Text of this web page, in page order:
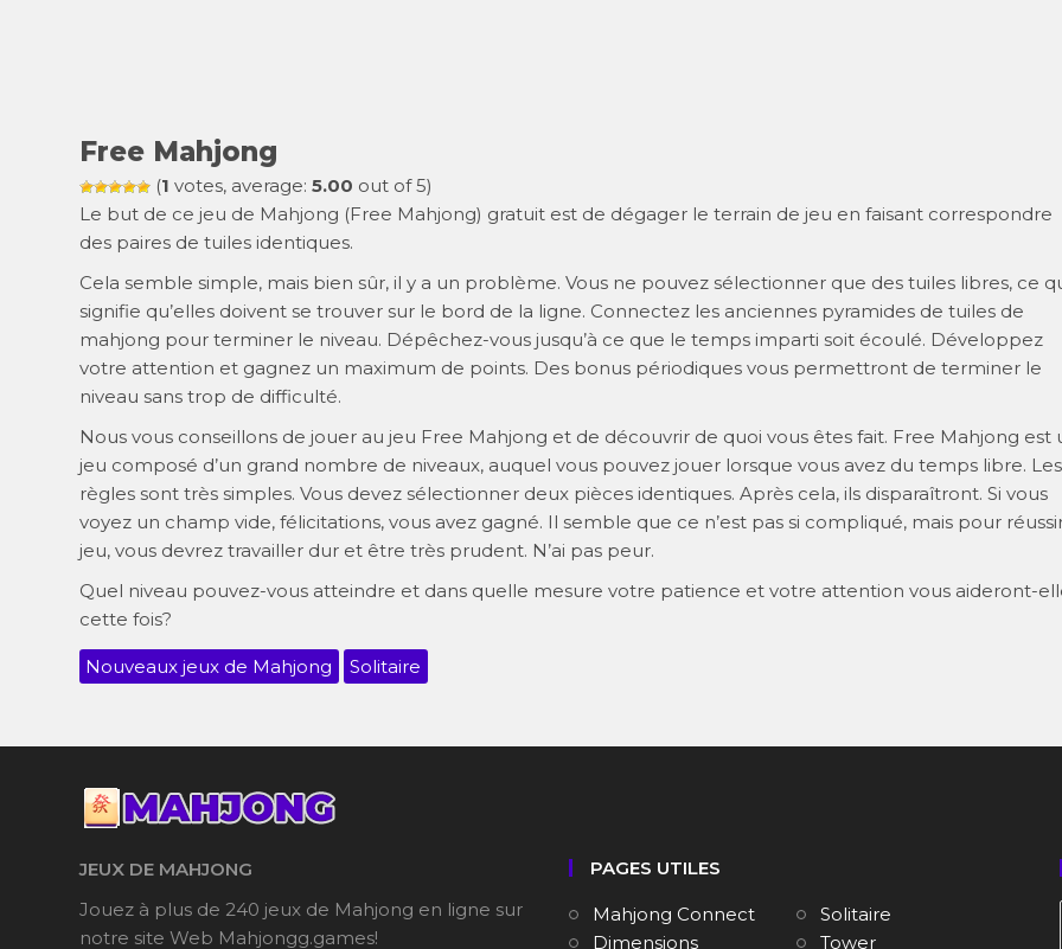
Free Mahjong
(1 votes, average: 5.00 out of 5)
Le but de ce jeu de Mahjong (Free Mahjong) gratuit est de dégager le terrain de jeu en faisant correspondre
des paires de tuiles identiques.
Cela semble simple, mais bien sûr, il y a un problème. Vous ne pouvez sélectionner que des tuiles libres, ce
signifie qu’elles doivent se trouver sur le bord de la ligne. Connectez les anciennes pyramides de tuiles de
mahjong pour terminer le niveau. Dépêchez-vous jusqu’à ce que le temps imparti soit écoulé. Développez
votre attention et gagnez un maximum de points. Des bonus périodiques vous permettront de terminer le
niveau sans trop de difficulté.
Nous vous conseillons de jouer au jeu Free Mahjong et de découvrir de quoi vous êtes fait. Free Mahjong est
jeu composé d’un grand nombre de niveaux, auquel vous pouvez jouer lorsque vous avez du temps libre. Les
règles sont très simples. Vous devez sélectionner deux pièces identiques. Après cela, ils disparaîtront. Si vous
voyez un champ vide, félicitations, vous avez gagné. Il semble que ce n’est pas si compliqué, mais pour
jeu, vous devrez travailler dur et être très prudent. N’ai pas peur.
Quel niveau pouvez-vous atteindre et dans quelle mesure votre patience et votre attention vous aideront-
cette fois?
Nouveaux jeux de Mahjong Solitaire
JEUX DE MAHJONG
Jouez à plus de 240 jeux de Mahjong en ligne sur
notre site Web Mahjongg.games!
PAGES UTILES
Mahjong Connect
Solitaire
Dimensions
Tower